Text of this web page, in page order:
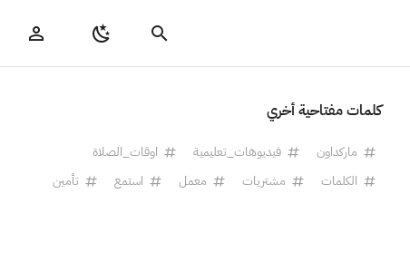
كلمات مفتاحية أخري
ماركداون فيديوهات_تعليمية
اوقات_الصلاة
الكلمات
مشتريات معمل استمع تأمين